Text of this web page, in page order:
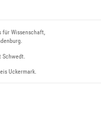
Wissenschaft,
Schwedt.
Uckermark.